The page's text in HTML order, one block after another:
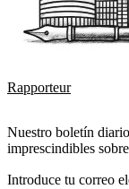
Rapporteur
Nuestro boletín
imprescindibles
Introduce tu correo